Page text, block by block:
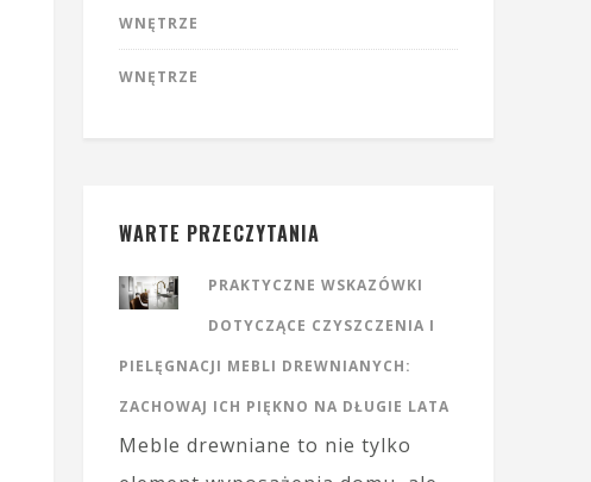
WNĘTRZE
WNĘTRZE
WARTE PRZECZYTANIA
PRAKTYCZNE WSKAZÓWKI
DOTYCZĄCE CZYSZCZENIA I
PIELĘGNACJI MEBLI DREWNIANYCH:
ZACHOWAJ ICH PIĘKNO NA DŁUGIE LATA
Meble drewniane to nie tylko